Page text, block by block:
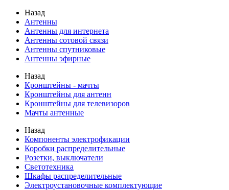
Назад
Антенны
Антенны для интернета
Антенны сотовой связи
Антенны спутниковые
Антенны эфирные
Назад
Кронштейны - мачты
Кронштейны для антенн
Кронштейны для телевизоров
Мачты антенные
Назад
Компоненты электрофикации
Коробки распределительные
Розетки, выключатели
Светотехника
Шкафы распределительные
Электроустановочные комплектующие